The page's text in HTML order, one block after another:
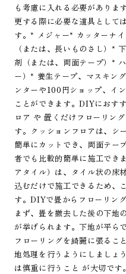
も考慮に入れる必要がありま
更する際に必要な道具として
す。* メジャー* カッターナ
（または、長いものさし）*
剤（または、両面テープ）*
ー）* 養生テープ、マスキン
ンターや100円ショップ、イ
ことができます。DIYにおす
ロア や 置くだけフローリン
す。クッションフロアは、シ
簡単にカットでき、両面テー
者でも比較的簡単に施工でき
アタイル）は、タイル状の床
込むだけで施工できるため、
す。DIYで畳からフローリン
まず、畳を撤去した後の下地
が挙げられます。下地が平ら
フローリングを綺麗に張るこ
地処理を行うようにしましょ
は慎重に行うこと が大切です